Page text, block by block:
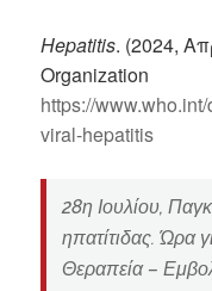
Hepatitis. (2024,
Organization
https://
viral-hepatitis
28η Ιουλίου,
ηπατίτιδας. Ώρα
Θεραπεία –